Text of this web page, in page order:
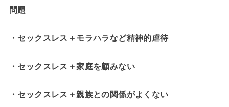
問題
・セックスレス＋モラハラなど精神的虐待
・セックスレス＋家庭を顧みない
・セックスレス＋親族との関係がよくない